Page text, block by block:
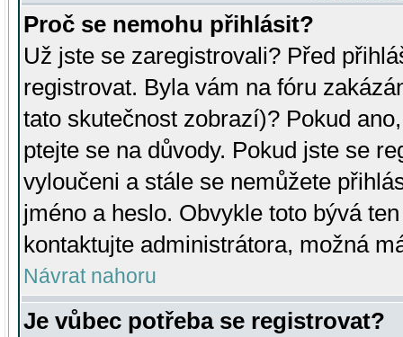
Proč se nemohu přihlásit?
Už jste se zaregistrovali? Před
registrovat. Byla vám na fóru
tato skutečnost zobrazí)? Pokud
ptejte se na důvody. Pokud jste se
vyloučeni a stále se nemůžete
jméno a heslo. Obvykle toto bývá
kontaktujte administrátora, možná
Návrat nahoru
Je vůbec potřeba se registrovat?